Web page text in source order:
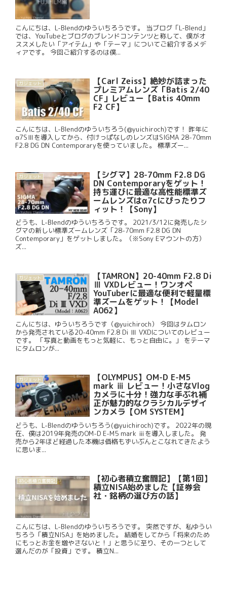
こんにちは、L-Blendのゆういちろうです。 当ブログ「L-Blend」
では、YouTubeとブログのブレンドコンテンツと称して、僕がオ
ススメしたい「アイテム」や「テーマ」についてご紹介するメデ
ィアです。 今回ご紹介するのは僕...
ガジェット 【Carl Zeiss】絶妙が詰まった
プレミアムレンズ「Batis 2/40
CF」レビュー【Batis 40mm
F2 CF】
こんにちは、L-Blendのゆういちろう(@yuichiroch)です！ 昨年に
α7SⅢを導入してから、付けっぱなしのレンズはSIGMA 28-70mm
F2.8 DG DN Contemporaryを使っていました。 標準ズー...
ガジェット 【シグマ】28-70mm F2.8 DG
DN Contemporaryをゲット！
持ち運びに最適な高性能標準ズ
ームレンズはα7cにぴったりフ
ィット！【Sony】
どうも、L-Blendのゆういちろうです。 2021/3/12に発売したシ
グマの新しい標準ズームレンズ「28-70mm F2.8 DG DN
Contemporary」をゲットしました。（※Sony Eマウントの方）
ズ...
ガジェット 【TAMRON】20-40mm F2.8 Di
Ⅲ VXDレビュー！ワンオペ
YouTuberに最適な便利で軽量標
準ズームをゲット！【Model
A062】
こんにちは、ゆういちろうです（@yuichiroch） 今回はタムロン
から発売されている20-40mm F2.8 Di Ⅲ VXDについてのレビュー
です。 「写真と動画をもっと気軽に、もっと自由に。」 をテーマ
にタムロンが...
ガジェット 【OLYMPUS】OM-D E-M5
mark ⅲ レビュー！小さなVlog
カメラに十分！強力な手ぶれ補
正が魅力的なクラシカルデザイ
ンカメラ【OM SYSTEM】
どうも、L-Blendのゆういちろう(@yuichiroch)です。 2022年の現
在、僕は2019年発売のOM-D E-M5 mark ⅲを導入しました。 発
売から2年ほど経過した本機は価格もずいぶんとこなれてきたよう
に思いま...
初心者積立奮闘記 【初心者積立奮闘記】【第1回】
積立NISA始めました【証券会
社・銘柄の選び方の話】
こんにちは、L-Blendのゆういちろうです。 突然ですが、私ゆうい
ちろう「積立NISA」を始めました。 結婚をしてから「将来のため
にもっとお金を増やさないと！」と思うに至り、その一つとして
選んだのが「投資」です。 積立N...